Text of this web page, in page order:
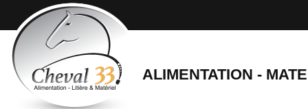
ALIMENTATION -